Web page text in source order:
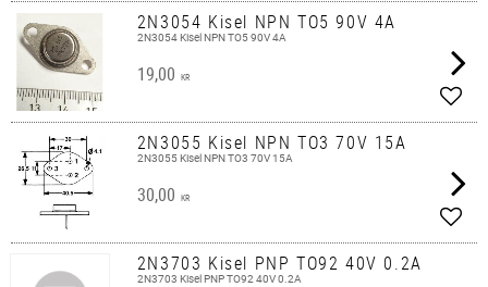
2N3054 Kisel NPN TO5 90V 4A
2N3054 Kisel NPN TO5 90V 4A
19,00 KR
2N3055 Kisel NPN TO3 70V 15A
2N3055 Kisel NPN TO3 70V 15A
30,00 KR
2N3703 Kisel PNP TO92 40V 0.2A
2N3703 Kisel PNP TO92 40V 0.2A